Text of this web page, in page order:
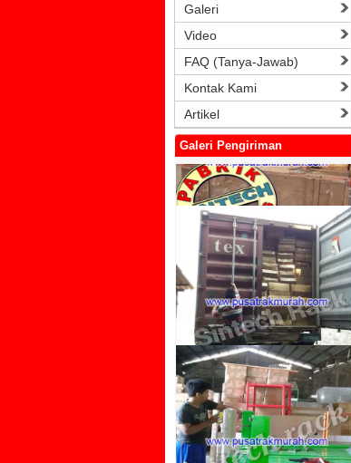
Galeri
Video
FAQ (Tanya-Jawab)
Kontak Kami
Artikel
Galeri Pengiriman